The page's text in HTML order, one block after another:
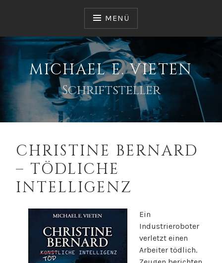
MENÜ
MICHAEL E. VIETEN
Schriftsteller
CHRISTINE BERNARD
– TÖDLICHE
INTELLIGENZ
Ein
Industrieroboter
verletzt einen
Arbeiter tödlich.